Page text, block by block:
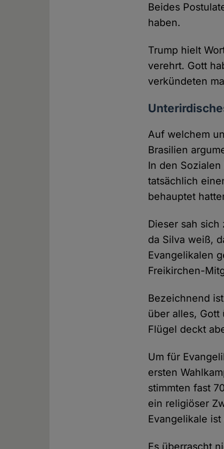
Beides
haben.
Trump hielt
verehrt. Gott
verkündeten
Auf welchem
Brasilien
In den
tatsächlich
behauptet
Dieser sah
da Silva weiß,
Evangelikalen
Freikirchen-
Bezeichnend
über alles, Gott
Flügel deckt
Um für
ersten
stimmten fast
ein religiöser
Evangelikale